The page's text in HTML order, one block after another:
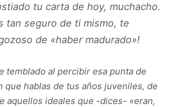
tu carta de hoy, muchacho.
tan seguro de ti mismo, te
de «haber madurado»!
temblado al percibir esa punta de
que hablas de tus años juveniles, de
aquellos ideales que -dices- «eran,